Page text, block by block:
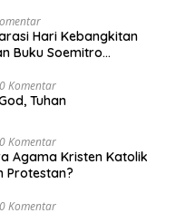
Hari Kebangkitan
Buku Soemitro
Nasional
Nasional dan
0 Komentar
Tuhan
0 Komentar
Agama Kristen Katolik
Protestan?
0 Komentar